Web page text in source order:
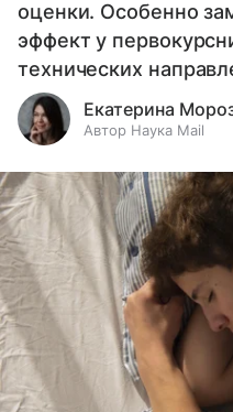
оценки. Особенно
эффект у
технических
Екатерина
Автор Наука Mail